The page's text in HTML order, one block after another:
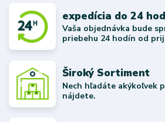
expedícia do 24
Vaša objednávka bude
priebehu 24 hodín od
Široký Sortiment
Nech hľadáte akýkoľvek
nájdete.